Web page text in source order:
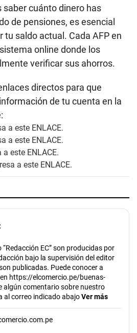
cuánto dinero has
de pensiones, es esencial
tu saldo actual. Cada AFP en
online donde los
verificar sus ahorros.
directos para que
de tu cuenta en la
a este ENLACE.
a este ENLACE.
a este ENLACE.
a este ENLACE.
EC” son producidas por
bajo la supervisión del editor
publicadas. Puede conocer a
https://elcomercio.pe/buenas-
algún comentario sobre nuestro
al correo indicado abajoVer más